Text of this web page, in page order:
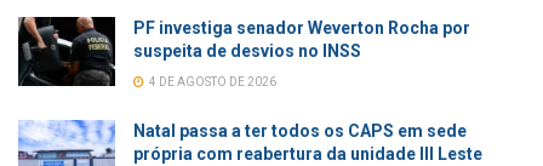
PF investiga senador Weverton Rocha por
suspeita de desvios no INSS
4 DE AGOSTO DE 2026
Natal passa a ter todos os CAPS em sede
própria com reabertura da unidade III Leste